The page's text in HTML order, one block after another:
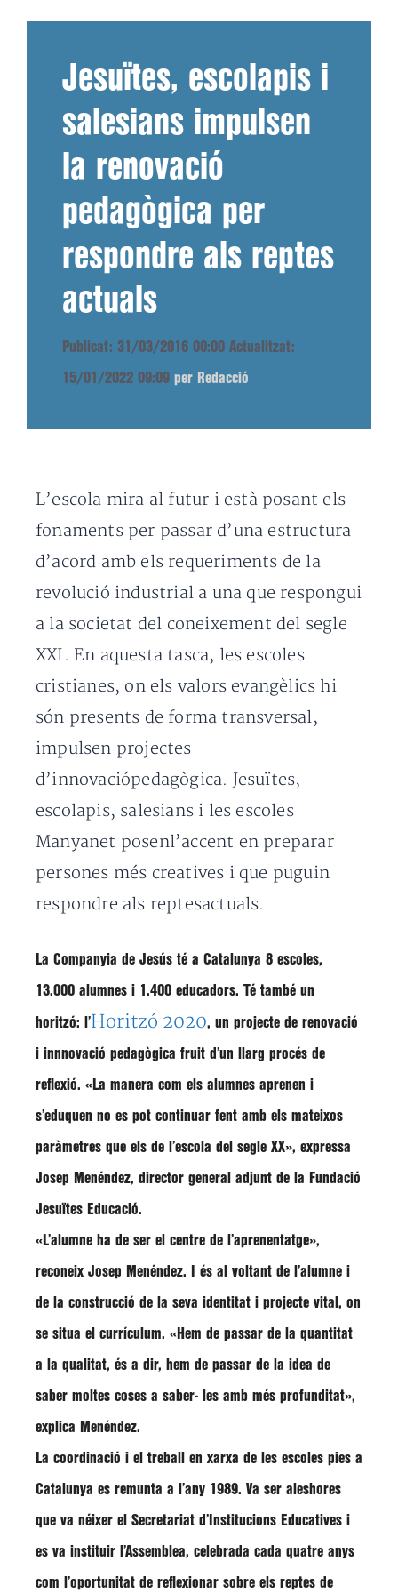
Jesuïtes, escolapis i
salesians impulsen
la renovació
pedagògica per
respondre als reptes
actuals
Publicat: 31/03/2016 00:00 Actualitzat:
15/01/2022 09:09 per Redacció
L’escola mira al futur i està posant els
fonaments per passar d’una estructura
d’acord amb els requeriments de la
revolució industrial a una que respongui
a la societat del coneixement del segle
XXI. En aquesta tasca, les escoles
cristianes, on els valors evangèlics hi
són presents de forma transversal,
impulsen projectes
d’innovaciópedagògica. Jesuïtes,
escolapis, salesians i les escoles
Manyanet posenl’accent en preparar
persones més creatives i que puguin
respondre als reptesactuals.
La Companyia de Jesús té a Catalunya 8 escoles,
13.000 alumnes i 1.400 educadors. Té també un
horitzó: l’Horitzó 2020, un projecte de renovació
i innnovació pedagògica fruit d’un llarg procés de
reflexió. «La manera com els alumnes aprenen i
s’eduquen no es pot continuar fent amb els mateixos
paràmetres que els de l’escola del segle XX», expressa
Josep Menéndez, director general adjunt de la Fundació
Jesuïtes Educació.
«L’alumne ha de ser el centre de l’aprenentatge»,
reconeix Josep Menéndez. I és al voltant de l’alumne i
de la construcció de la seva identitat i projecte vital, on
se situa el currículum. «Hem de passar de la quantitat
a la qualitat, és a dir, hem de passar de la idea de
saber moltes coses a saber- les amb més profunditat»,
explica Menéndez.
La coordinació i el treball en xarxa de les escoles pies a
Catalunya es remunta a l’any 1989. Va ser aleshores
que va néixer el Secretariat d’Institucions Educatives i
es va instituir l’Assemblea, celebrada cada quatre anys
com l’oportunitat de reflexionar sobre els reptes de